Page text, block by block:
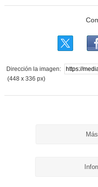
Dirección la imagen:
(448 x 336 px)